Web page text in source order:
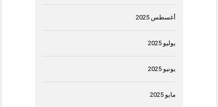
أغسطس 2025
يوليو 2025
يونيو 2025
مايو 2025